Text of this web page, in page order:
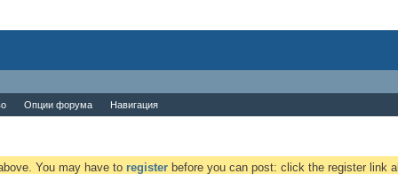
Опции форума Навигация
You may have to register before you can post: click the register link